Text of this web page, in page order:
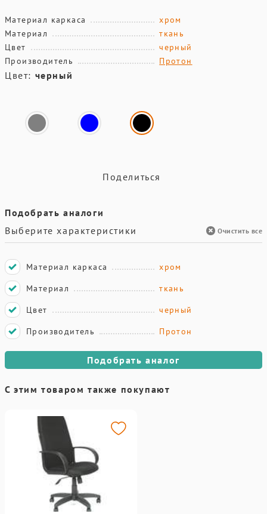
Материал каркаса
хром
Материал
ткань
Цвет
черный
Производитель
Протон
Цвет: черный
Поделиться
Подобрать аналоги
Выберите характеристики
Очистить все
Материал каркаса
хром
Материал
ткань
Цвет
черный
Производитель
Протон
Подобрать аналог
С этим товаром также покупают